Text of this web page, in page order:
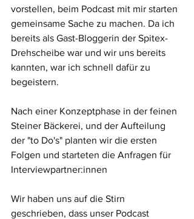
vorstellen, beim Podcast mit mir starten
gemeinsame Sache zu machen. Da ich
bereits als Gast-Bloggerin der Spitex-
Drehscheibe war und wir uns bereits
kannten, war ich schnell dafür zu
begeistern.
Nach einer Konzeptphase in der feinen
Steiner Bäckerei, und der Aufteilung
der "to Do's" planten wir die ersten
Folgen und starteten die Anfragen für
Interviewpartner:innen
Wir haben uns auf die Stirn
geschrieben, dass unser Podcast